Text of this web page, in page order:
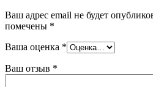
Ваш адрес email не будет
помечены *
Ваша оценка *
Ваш отзыв *